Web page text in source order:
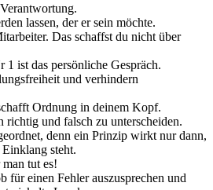
lassen, der er sein möchte.
Das schaffst du nicht über
1 ist das persönliche Gespräch.
und verhindern
Ordnung in deinem Kopf.
richtig und falsch zu unterscheiden.
denn ein Prinzip wirkt nur dann,
steht.
tut es!
für einen Fehler auszusprechen und